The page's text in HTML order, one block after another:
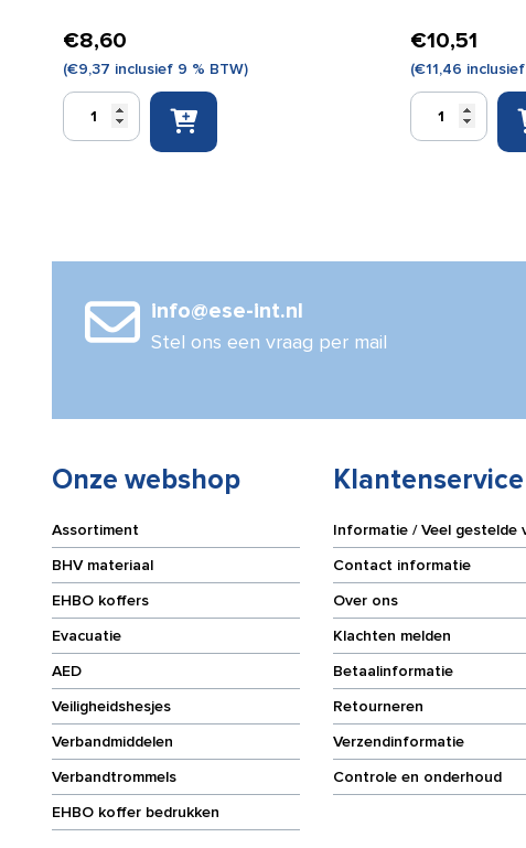
€8,60
(€9,37 inclusief 9 % BTW)
Röwo
sportgel
€10,51
(€11,46
Röwo
sportgel
info@ese-int.nl
Stel ons een vraag per mail
Onze webshop
Assortiment
BHV materiaal
EHBO koffers
Evacuatie
AED
Veiligheidshesjes
Verbandmiddelen
Verbandtrommels
EHBO koffer bedrukken
Klantenservice
Informatie / Veel gestelde
Contact informatie
Over ons
Klachten melden
Betaalinformatie
Retourneren
Verzendinformatie
Controle en onderhoud